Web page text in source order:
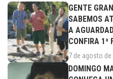
GENTE
SABEMOS
A
CONFIRA 1ª
ELENCO!
7 de agosto de
DOMINGO